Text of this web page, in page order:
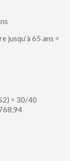
jusqu’à 65 ans =
= 30/40